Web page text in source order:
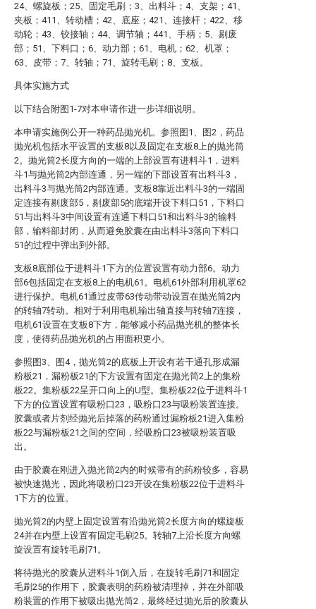
24、螺旋板；25、固定毛刷；3、出料斗；4、支架；41、
夹板；411、转动槽；42、底座；421、连接杆；422、移
动轮；43、铰接轴；44、调节轴；441、手柄；5、剔废
部；51、下料口；6、动力部；61、电机；62、机罩；
63、皮带；7、转轴；71、旋转毛刷；8、支板。
具体实施方式
以下结合附图1-7对本申请作进一步详细说明。
本申请实施例公开一种药品抛光机。参照图1、图2，药品
抛光机包括水平设置的支板8以及固定在支板8上的抛光筒
2。抛光筒2长度方向的一端的上部设置有进料斗1，进料
斗1与抛光筒2内部连通，另一端的下部设置有出料斗3，
出料斗3与抛光筒2内部连通。支板8靠近出料斗3的一端固
定连接有剔废部5，剔废部5的底端开设下料口51，下料口
51与出料斗3中间设置有连通下料口51和出料斗3的输料
部，输料部封闭，从而避免胶囊在由出料斗3落向下料口
51的过程中弹出到外部。
支板8底部位于进料斗1下方的位置设置有动力部6。动力
部6包括固定在支板8上的电机61。电机61外部利用机罩62
进行保护。电机61通过皮带63传动带动设置在抛光筒2内
的转轴7转动。相对于利用电机输出轴直接与转轴7连接，
电机61设置在支板8下方，能够减小药品抛光机的整体长
度，使得药品抛光机的占用面积更小。
参照图3、图4，抛光筒2的底板上开设有若干通孔形成漏
粉板21，漏粉板21的下方设置有固定在抛光筒2上的集粉
板22。集粉板22呈开口向上的U型。集粉板22位于进料斗1
下方的位置设置有吸粉口23，吸粉口23与吸粉装置连接。
胶囊或者片剂经抛光后掉落的药粉通过漏粉板21进入集粉
板22与漏粉板21之间的空间，经吸粉口23被吸粉装置吸
出。
由于胶囊在刚进入抛光筒2内的时候带有的药粉较多，容易
被快速抛光，因此将吸粉口23开设在集粉板22位于进料斗
1下方的位置。
抛光筒2的内壁上固定设置有沿抛光筒2长度方向的螺旋板
24并在内壁上设置有固定毛刷25。转轴7上沿长度方向螺
旋设置有旋转毛刷71。
将待抛光的胶囊从进料斗1倒入后，在旋转毛刷71和固定
毛刷25的作用下，胶囊表明的药粉被清理掉，并在外部吸
粉装置的作用下被吸出抛光筒2，最终经过抛光后的胶囊从